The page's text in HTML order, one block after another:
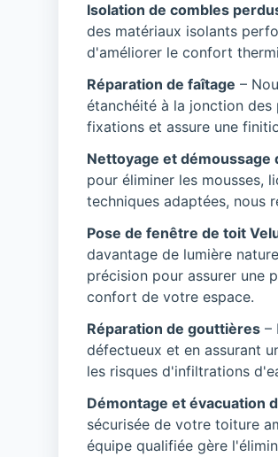
Isolation de combles
des matériaux isolants
d'améliorer le confort
Réparation de faîtage –
étanchéité à la jonction
fixations et assure une
Nettoyage et démoussage
pour éliminer les mousses,
techniques adaptées, nous
Pose de fenêtre de toit
davantage de lumière
précision pour assurer une
confort de votre espace.
Réparation de gouttières–
défectueux et en assurant
les risques d'infiltrations
Démontage et évacuation
sécurisée de votre toiture
équipe qualifiée gère